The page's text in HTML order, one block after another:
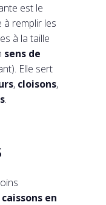
est le
à remplir les
à la taille
sens de
Elle sert
, cloisons,
.
caissons en